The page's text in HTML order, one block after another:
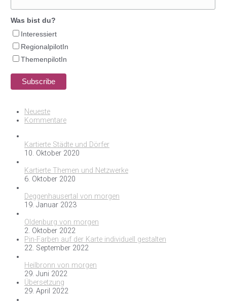
Was bist du?
Interessiert
RegionalpilotIn
ThemenpilotIn
Neueste
Kommentare
Kartierte Städte und Dörfer
10. Oktober 2020
Kartierte Themen und Netzwerke
6. Oktober 2020
Deggenhausertal von morgen
19. Januar 2023
Oldenburg von morgen
2. Oktober 2022
Pin-Farben auf der Karte individuell gestalten
22. September 2022
Heilbronn von morgen
29. Juni 2022
Übersetzung
29. April 2022